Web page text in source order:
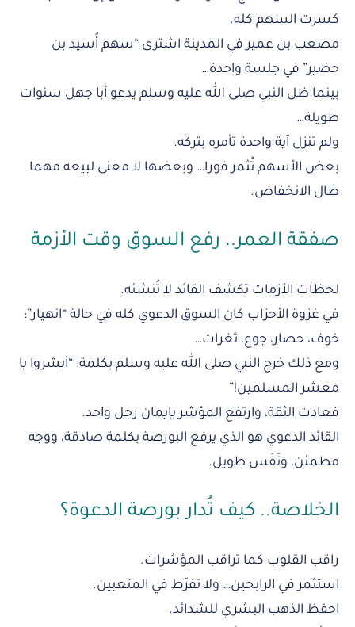
كسرت السهم كله.
مصعب بن عمير في المدينة اشترى “سهم أُسيد بن
حضير” في جلسة واحدة…
بينما ظل النبي صلى الله عليه وسلم يدعو أبا جهل سنوات
طويلة…
ولم تنزل آية واحدة تأمره بتركه.
بعض الأسهم تُثمر فورا… وبعضها لا معنى لبيعه مهما
طال الانخفاض.
صفقة العمر.. رفع السوق وقت الأزمة
لحظات الأزمات تكشف القائد لا تُنشئه.
في غزوة الأحزاب كان السوق الدعوي كله في حالة “انهيار”:
خوف، حصار، جوع، ثغرات…
ومع ذلك خرج النبي صلى الله عليه وسلم بكلمة: “أبشروا يا
معشر المسلمين!”
فعادت الثقة، وارتفع المؤشر بإيمان رجل واحد.
القائد الدعوي هو الذي يرفع البورصة بكلمة صادقة، ووجه
مطمئن، ونَفَس طويل.
الخلاصة.. كيف تُدار بورصة الدعوة؟
راقب القلوب كما تراقب المؤشرات.
استثمر في الرابحين… ولا تفرّط في المتعبين.
احفظ الذهب البشري للشدائد.